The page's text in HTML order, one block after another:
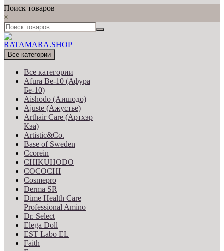
Поиск товаров
×
Все категории
Все категории
Afura Be-10 (Афура
Бе-10)
Aishodo (Аишодо)
Ajuste (Ажустье)
Arthair Care (Артхэр
Кэа)
Artistic&Co.
Base of Sweden
Ccorein
CHIKUHODO
COCOCHI
Cosmepro
Derma SR
Dime Health Care
Professional Amino
Dr. Select
Elega Doll
EST Labo EL
Faith